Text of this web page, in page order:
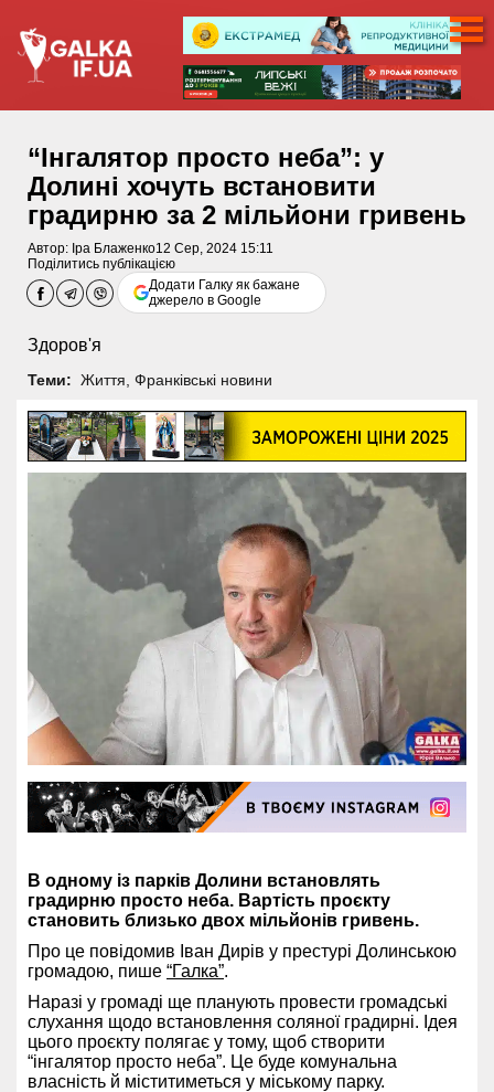
“Інгалятор просто неба”: у
Долині хочуть встановити
градирню за 2 мільйони гривень
Автор: Іра Блаженко12 Сер, 2024 15:11
Поділитись публікацією
Додати Галку як бажане
джерело в Google
Здоров'я
Теми: Життя Франківські новини
В одному із парків Долини встановлять
градирню просто неба. Вартість проєкту
становить близько двох мільйонів гривень.
Про це повідомив Іван Дирів у престурі Долинською
громадою, пише “Галка”.
Наразі у громаді ще планують провести громадські
слухання щодо встановлення соляної градирні. Ідея
цього проєкту полягає у тому, щоб створити
“інгалятор просто неба”. Це буде комунальна
власність й міститиметься у міському парку.